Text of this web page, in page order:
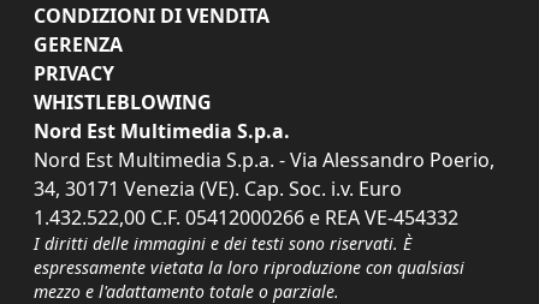
CONDIZIONI DI VENDITA
GERENZA
PRIVACY
WHISTLEBLOWING
Nord Est Multimedia S.p.a.
Nord Est Multimedia S.p.a. - Via Alessandro Poerio,
34, 30171 Venezia (VE). Cap. Soc. i.v. Euro
1.432.522,00 C.F. 05412000266 e REA VE-454332
I diritti delle immagini e dei testi sono riservati. È
espressamente vietata la loro riproduzione con qualsiasi
mezzo e l'adattamento totale o parziale.